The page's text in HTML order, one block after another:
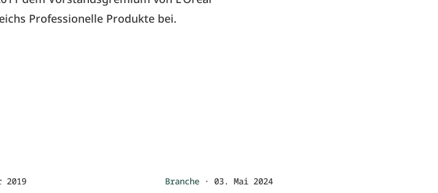
Professionelle Produkte bei.
2019 Branche· 03. Mai 2024